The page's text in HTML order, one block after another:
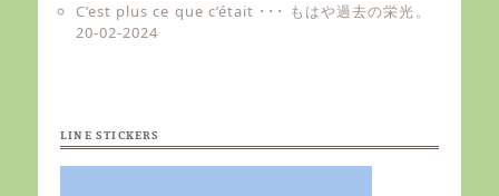
C’est plus ce que c’était ･･･ もはや過去の栄光。
20-02-2024
LINE STICKERS